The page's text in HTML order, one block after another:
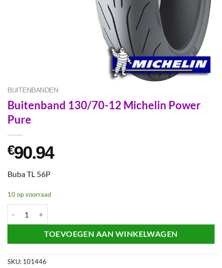
BUITENBANDEN
Buitenband 130/70-12 Michelin Power
Pure
€90.94
Buba TL 56P
10 op voorraad
TOEVOEGEN AAN WINKELWAGEN
SKU: 101446